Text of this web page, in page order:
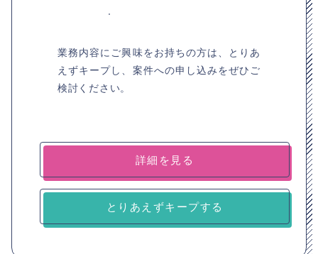
業務内容にご興味をお持ちの方は、とりあ
えずキープし、案件への申し込みをぜひご
検討ください。
詳細を見る
とりあえずキープする